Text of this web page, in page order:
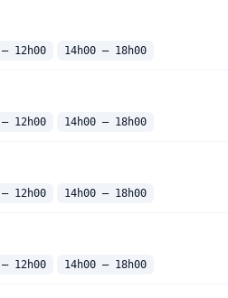
12h00 14h00 — 18h00
12h00 14h00 — 18h00
12h00 14h00 — 18h00
12h00 14h00 — 18h00